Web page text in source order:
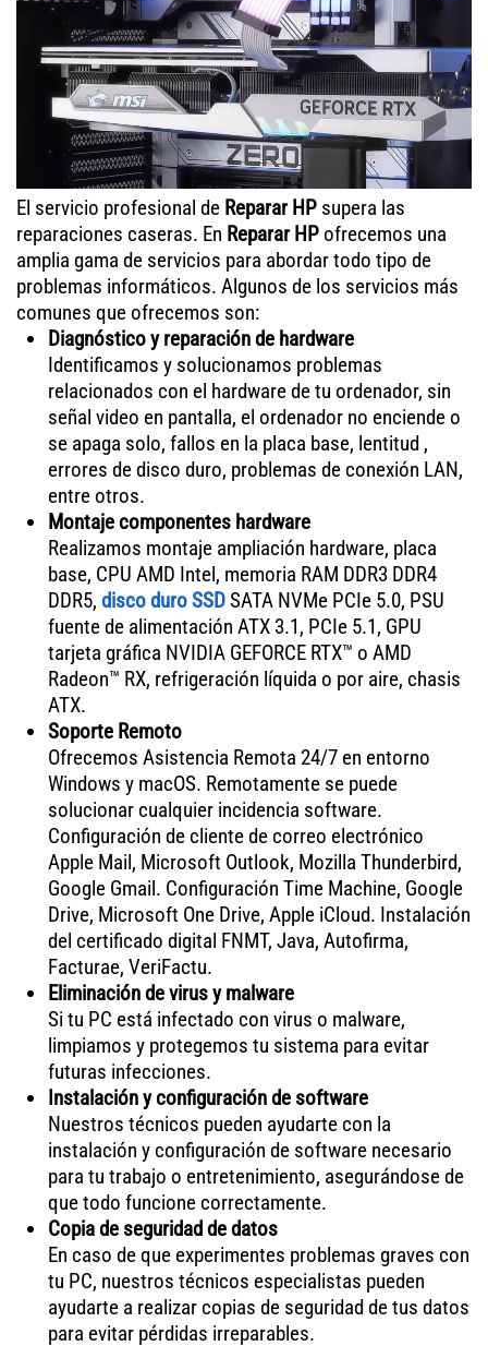
El servicio profesional de Reparar HP supera las
reparaciones caseras. En Reparar HPofrecemos una
amplia gama de servicios para abordar todo tipo de
problemas informáticos. Algunos de los servicios más
comunes que ofrecemos son:
Diagnóstico y reparación de hardware
Identificamos y solucionamos problemas
relacionados con el hardware de tu ordenador, sin
señal video en pantalla, el ordenador no enciende o
se apaga solo, fallos en la placa base, lentitud ,
errores de disco duro, problemas de conexión LAN,
entre otros.
Montaje componentes hardware
Realizamos montaje ampliación hardware, placa
base, CPU AMD Intel, memoria RAM DDR3 DDR4
DDR5, disco duro SSDSATA NVMe PCIe 5.0, PSU
fuente de alimentación ATX 3.1, PCIe 5.1, GPU
tarjeta gráfica NVIDIA GEFORCE RTX™ o AMD
Radeon™ RX, refrigeración líquida o por aire, chasis
ATX.
Soporte Remoto
Ofrecemos Asistencia Remota 24/7 en entorno
Windows y macOS. Remotamente se puede
solucionar cualquier incidencia software.
Configuración de cliente de correo electrónico
Apple Mail, Microsoft Outlook, Mozilla Thunderbird,
Google Gmail. Configuración Time Machine, Google
Drive, Microsoft One Drive, Apple iCloud. Instalación
del certificado digital FNMT, Java, Autofirma,
Facturae, VeriFactu.
Eliminación de virus y malware
Si tu PC está infectado con virus o malware,
limpiamos y protegemos tu sistema para evitar
futuras infecciones.
Instalación y configuración de software
Nuestros técnicos pueden ayudarte con la
instalación y configuración de software necesario
para tu trabajo o entretenimiento, asegurándose de
que todo funcione correctamente.
Copia de seguridad de datos
En caso de que experimentes problemas graves con
tu PC, nuestros técnicos especialistas pueden
ayudarte a realizar copias de seguridad de tus datos
para evitar pérdidas irreparables.